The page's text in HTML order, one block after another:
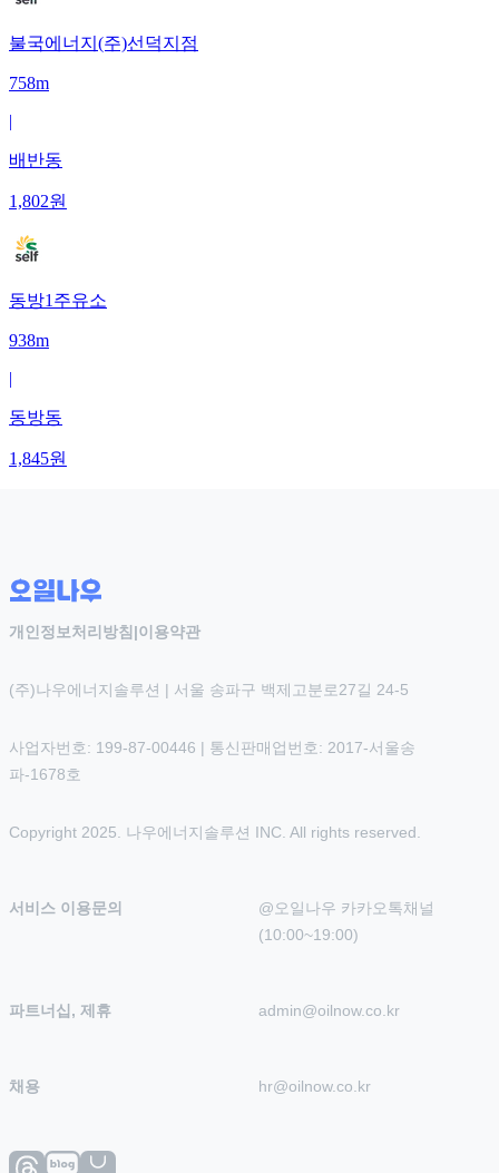
불국에너지(주)선덕지점
758m
|
배반동
1,802원
동방1주유소
938m
|
동방동
1,845원
개인정보처리방침 |이용약관
(주)나우에너지솔루션 | 서울 송파구 백제고분로27길 24-5
사업자번호: 199-87-00446 | 통신판매업번호: 2017-서울송
파-1678호
Copyright 2025. 나우에너지솔루션 INC. All rights reserved.
서비스 이용문의
@오일나우 카카오톡채널
(10:00~19:00)
파트너십, 제휴 admin@oilnow.co.kr
채용 hr@oilnow.co.kr